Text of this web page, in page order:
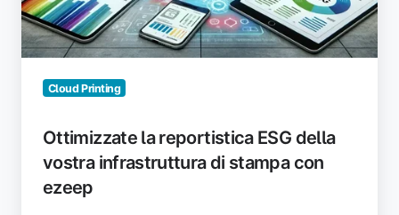
Cloud Printing
Ottimizzate la reportistica ESG della
vostra infrastruttura di stampa con
ezeep